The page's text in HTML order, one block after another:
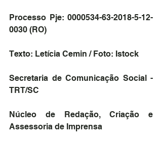
Processo Pje: 0000534-63-2018-5-12-
0030 (RO)
Texto: Letícia Cemin / Foto: Istock
Secretaria de Comunicação Social -
TRT/SC
Núcleo de Redação, Criação e
Assessoria de Imprensa